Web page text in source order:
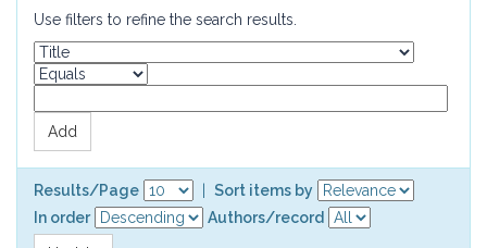
Use filters to refine the search results.
Results/Page
Sort items by
In order
Authors/record